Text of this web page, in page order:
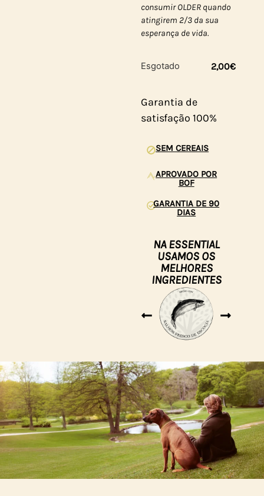
consumir OLDER quando
atingirem 2/3 da sua
esperança de vida.
Esgotado 2,00€
Garantia de
satisfação 100%
SEM CEREAIS
APROVADO POR
BOF
GARANTIA DE 90
DIAS
NA ESSENTIAL
USAMOS OS
MELHORES
INGREDIENTES